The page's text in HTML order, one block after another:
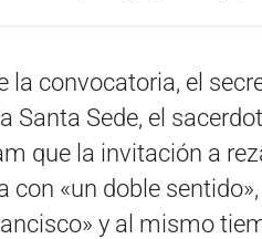
la convocatoria, el
Santa Sede, el
que la invitación a
con «un doble
y al mismo